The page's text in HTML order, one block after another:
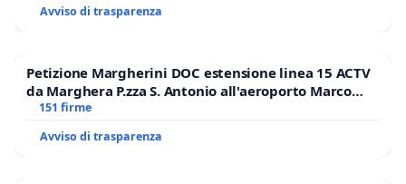
Avviso di trasparenza
Petizione Margherini DOC estensione linea 15 ACTV
da Marghera P.zza S. Antonio all'aeroporto Marco
Polo tariffa a € 1,50
151 firme
Avviso di trasparenza